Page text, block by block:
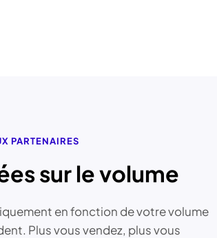
PARTENAIRES
sur le volume
en fonction de votre volume
Plus vous vendez, plus vous